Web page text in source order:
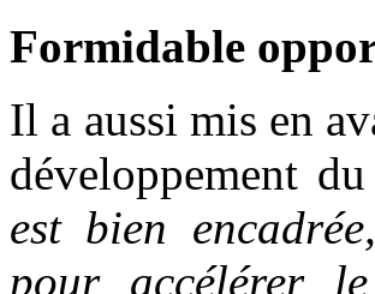
Formidable
Il a aussi mis en
développement
est bien
pour accélérer